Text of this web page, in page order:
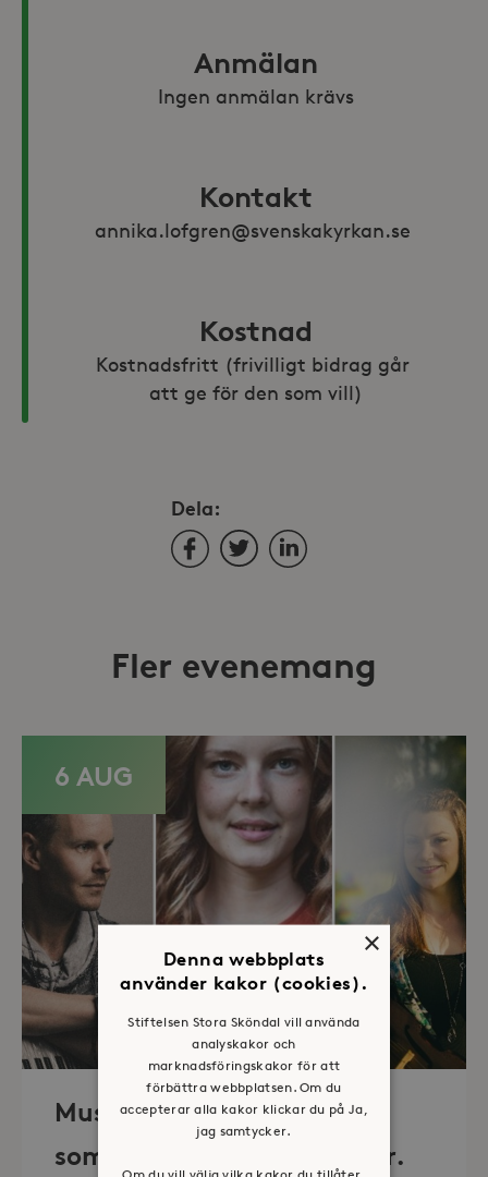
Anmälan
Ingen anmälan krävs
Kontakt
annika.lofgren@svenskakyrkan.se
Kostnad
Kostnadsfritt (frivilligt bidrag går
att ge för den som vill)
Dela:
FacebookTwitterLinkedIn
Fler evenemang
6 AUG
Musik i sommarkväll – O
sommartid så skön och kär.
×
Denna webbplats
använder kakor (cookies).
Stiftelsen Stora Sköndal vill använda
analyskakor och
marknadsföringskakor för att
förbättra webbplatsen. Om du
accepterar alla kakor klickar du på Ja,
jag samtycker.
Om du vill välja vilka kakor du tillåter,